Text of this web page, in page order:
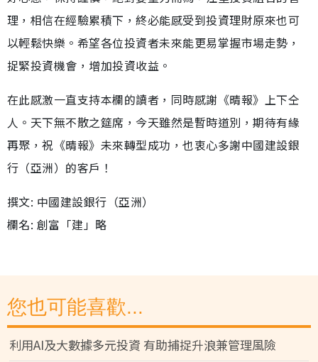
理，相信在經驗累積下，終必能感受到投資理財原來也可
以輕鬆快樂。希望各位投資者未來能更易掌握市場走勢，
捉緊投資機會，增加投資收益。
在此感激一直支持本欄的讀者，同時感謝《晴報》上下仝
人。天下無不散之筵席，今天雖然是暫時道別，期待有緣
再聚，祝《晴報》未來轉型成功，也衷心多謝中國建設銀
行（亞洲）的客戶！
撰文: 中國建設銀行（亞洲）
欄名: 創富「建」略
您也可能喜歡...
利用AI及大數據多元投資 有助捕捉升浪兼管理風險